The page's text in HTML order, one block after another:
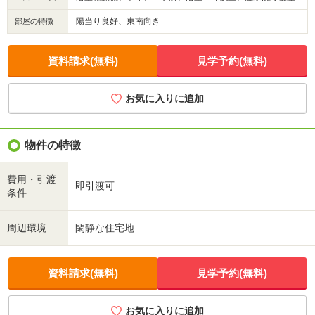
部屋の特徴 陽当り良好、東南向き
資料請求(無料) 見学予約(無料)
お気に入りに追加
物件の特徴
費用・引渡
条件
即引渡可
周辺環境 閑静な住宅地
資料請求(無料) 見学予約(無料)
お気に入りに追加